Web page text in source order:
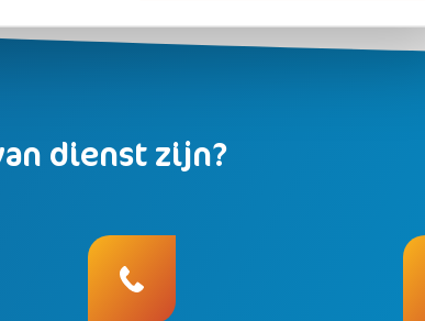
dienst zijn?